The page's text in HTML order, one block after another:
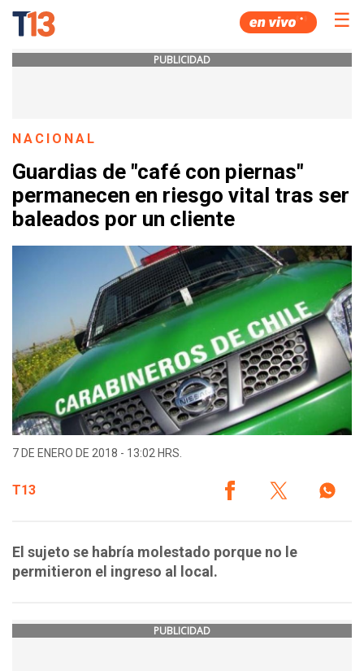
☰
PUBLICIDAD
NACIONAL
Guardias de "café con piernas"
permanecen en riesgo vital tras ser
baleados por un cliente
7 DE ENERO DE 2018 - 13:02 HRS.
T13
El sujeto se habría molestado porque no le
permitieron el ingreso al local.
PUBLICIDAD